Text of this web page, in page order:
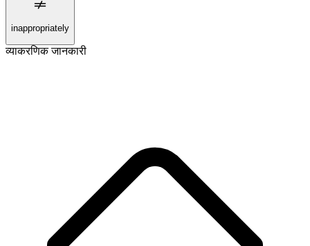
inappropriately
व्याकरणिक जानकारी